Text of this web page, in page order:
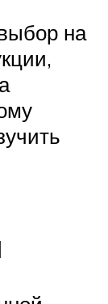
на